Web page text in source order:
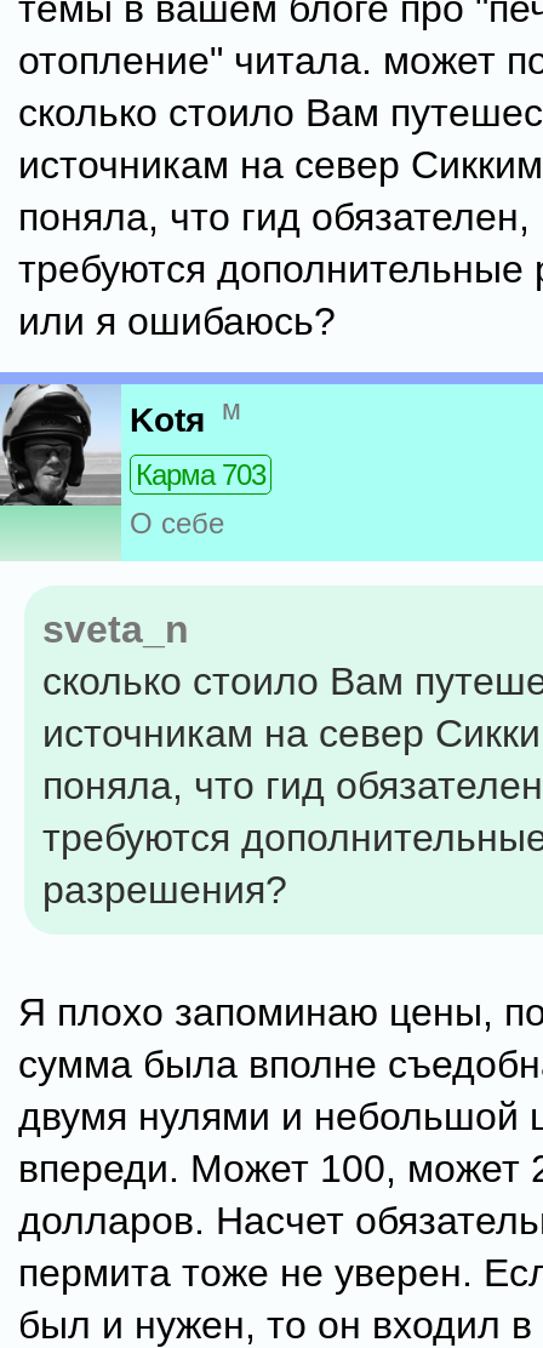
отопление" читала. может
сколько стоило Вам
источникам на север
поняла, что гид
требуются
или я ошибаюсь?
Kotя м
Карма 703
О себе
sveta_n
сколько стоило Вам
источникам на север
поняла, что гид
требуются
разрешения?
Я плохо запоминаю цены,
сумма была вполне
двумя нулями и небольшой
впереди. Может 100, может
долларов. Насчет
пермита тоже не уверен.
был и нужен, то он входил в